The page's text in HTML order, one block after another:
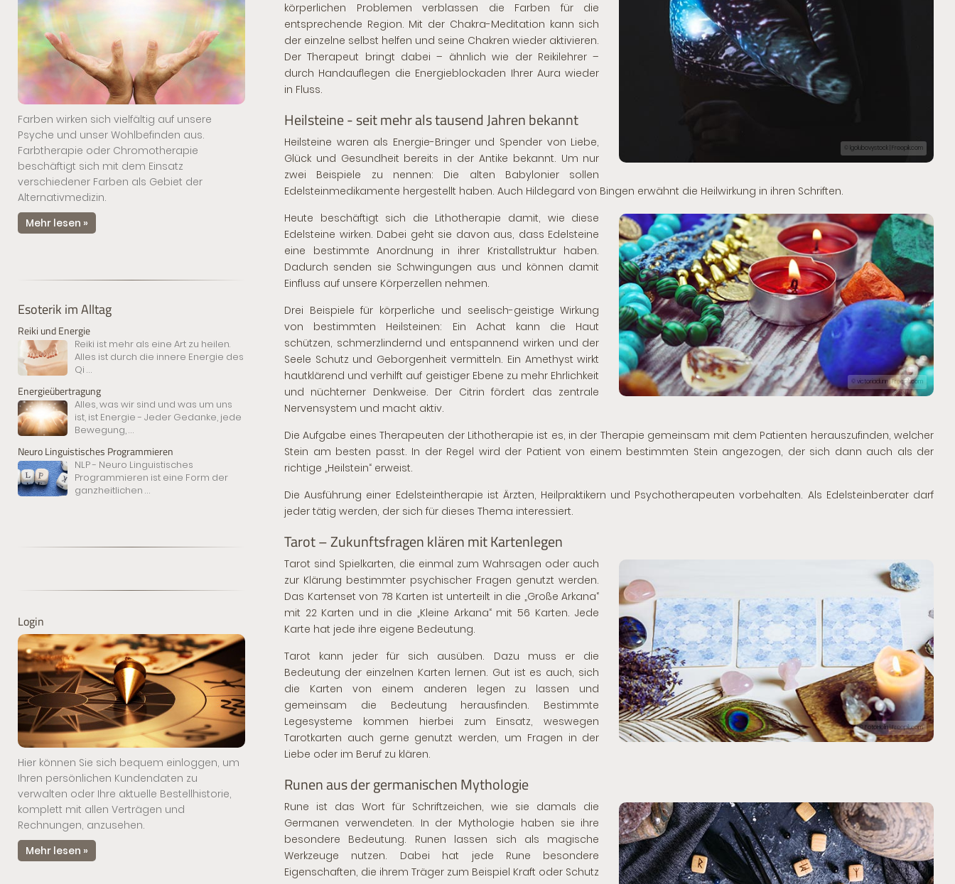
Farben wirken sich vielfältig auf unsere
Psyche und unser Wohlbefinden aus.
Farbtherapie oder Chromotherapie
beschäftigt sich mit dem Einsatz
verschiedener Farben als Gebiet der
Alternativmedizin.
Mehr lesen »
Esoterik im Alltag
Reiki und Energie
Reiki ist mehr als eine Art zu heilen.
Alles ist durch die innere Energie des
Qi ...
Energieübertragung
Alles, was wir sind und was um uns
ist, ist Energie - Jeder Gedanke, jede
Bewegung,...
Neuro Linguistisches Programmieren
NLP - Neuro Linguistisches
Programmieren ist eine Form der
ganzheitlichen ...
Login
Hier können Sie sich bequem einloggen, um
Ihren persönlichen Kundendaten zu
verwalten oder Ihre aktuelle Bestellhistorie,
komplett mit allen Verträgen und
Rechnungen, anzusehen.
Mehr lesen »
© lgolubovystock | Freepik.com
körperlichen Problemen verblassen die Farben für die
entsprechende Region. Mit der Chakra-Meditation kann sich
der einzelne selbst helfen und seine Chakren wieder aktivieren.
Der Therapeut bringt dabei – ähnlich wie der Reikilehrer –
durch Handauflegen die Energieblockaden Ihrer Aura wieder
in Fluss.
Heilsteine - seit mehr als tausend Jahren bekannt
Heilsteine waren als Energie-Bringer und Spender von Liebe,
Glück und Gesundheit bereits in der Antike bekannt. Um nur
zwei Beispiele zu nennen: Die alten Babylonier sollen
Edelsteinmedikamente hergestellt haben. Auch Hildegard von Bingen erwähnt die Heilwirkung in ihren Schriften.
© victoriadunn | Freepik.com
Heute beschäftigt sich die Lithotherapie damit, wie diese
Edelsteine wirken. Dabei geht sie davon aus, dass Edelsteine
eine bestimmte Anordnung in ihrer Kristallstruktur haben.
Dadurch senden sie Schwingungen aus und können damit
Einfluss auf unsere Körperzellen nehmen.
Drei Beispiele für körperliche und seelisch-geistige Wirkung
von bestimmten Heilsteinen: Ein Achat kann die Haut
schützen, schmerzlindernd und entspannend wirken und der
Seele Schutz und Geborgenheit vermitteln. Ein Amethyst wirkt
hautklärend und verhilft auf geistiger Ebene zu mehr Ehrlichkeit
und nüchterner Denkweise. Der Citrin fördert das zentrale
Nervensystem und macht aktiv.
Die Aufgabe eines Therapeuten der Lithotherapie ist es, in der Therapie gemeinsam mit dem Patienten herauszufinden, welcher
Stein am besten passt. In der Regel wird der Patient von einem bestimmten Stein angezogen, der sich dann auch als der
richtige „Heilstein“ erweist.
Die Ausführung einer Edelsteintherapie ist Ärzten, Heilpraktikern und Psychotherapeuten vorbehalten. Als Edelsteinberater darf
jeder tätig werden, der sich für dieses Thema interessiert.
Tarot – Zukunftsfragen klären mit Kartenlegen
© FotoHelin | Freepik.com
Tarot sind Spielkarten, die einmal zum Wahrsagen oder auch
zur Klärung bestimmter psychischer Fragen genutzt werden.
Das Kartenset von 78 Karten ist unterteilt in die „Große Arkana“
mit 22 Karten und in die „Kleine Arkana“mit 56 Karten. Jede
Karte hat jede ihre eigene Bedeutung.
Tarot kann jeder für sich ausüben. Dazu muss er die
Bedeutung der einzelnen Karten lernen. Gut ist es auch, sich
die Karten von einem anderen legen zu lassen und
gemeinsam die Bedeutung herausfinden. Bestimmte
Legesysteme kommen hierbei zum Einsatz, weswegen
Tarotkarten auch gerne genutzt werden, um Fragen in der
Liebe oder im Beruf zu klären.
Runen aus der germanischen Mythologie
Rune ist das Wort für Schriftzeichen, wie sie damals die
Germanen verwendeten. In der Mythologie haben sie ihre
besondere Bedeutung. Runen lassen sich als magische
Werkzeuge nutzen. Dabei hat jede Rune besondere
Eigenschaften, die ihrem Träger zum Beispiel Kraft oder Schutz